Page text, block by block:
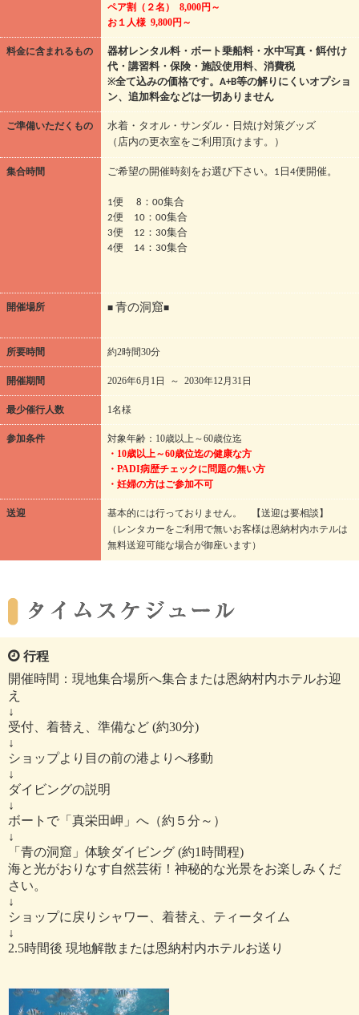
ペア割（２名） 8,000円～
お１人様 9,800円～
料金に含まれるもの
器材レンタル料・ボート乗船料・水中写真・餌付け
代・講習料・保険・施設使用料、消費税
※全て込みの価格です。A+B等の解りにくいオプショ
ン、追加料金などは一切ありません
ご準備いただくもの
水着・タオル・サンダル・日焼け対策グッズ
（店内の更衣室をご利用頂けます。）
集合時間 ご希望の開催時刻をお選び下さい。1日4便開催。
1便 8：00集合
2便 10：00集合
3便 12：30集合
4便 14：30集合
開催場所 ■ 青の洞窟■
所要時間 約2時間30分
開催期間 2026年6月1日 ～ 2030年12月31日
最少催行人数 1名様
参加条件
対象年齢：10歳以上～60歳位迄
・10歳以上～60歳位迄の健康な方
・PADI病歴チェックに問題の無い方
・妊婦の方はご参加不可
送迎
基本的には行っておりません。 【送迎は要相談】
（レンタカーをご利用で無いお客様は恩納村内ホテルは
無料送迎可能な場合が御座います）
行程
開催時間：現地集合場所へ集合または恩納村内ホテルお迎
え
↓
受付、着替え、準備など (約30分)
↓
ショップより目の前の港よりへ移動
↓
ダイビングの説明
↓
ボートで「真栄田岬」へ（約５分～）
↓
「青の洞窟」体験ダイビング (約1時間程)
海と光がおりなす自然芸術！神秘的な光景をお楽しみくだ
さい。
↓
ショップに戻りシャワー、着替え、ティータイム
↓
2.5時間後 現地解散または恩納村内ホテルお送り